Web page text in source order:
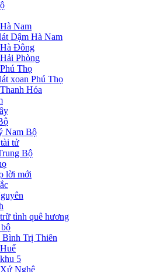
Nam
Dậm Hà Nam
Đông
Phòng
Thọ
xoan Phú Thọ
Hóa
Nam Bộ
tử
Bộ
lời mới
tình quê hương
Bình Trị Thiên
5
Nghệ